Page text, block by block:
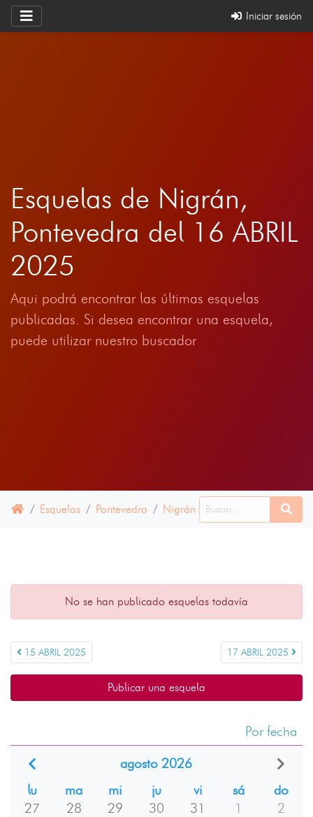
Iniciar sesión
Esquelas de Nigrán,
Pontevedra del 16 ABRIL
2025
Aqui podrá encontrar las últimas esquelas
publicadas. Si desea encontrar una esquela,
puede utilizar nuestro buscador
Esquelas Pontevedra Nigrán 16 ABRIL 2025
No se han publicado esquelas todavía
15 ABRIL 2025 17 ABRIL 2025
Publicar una esquela
Por fecha
agosto 2026
lu
ma mi ju vi sá
do
27
28 29 30 31 1
2